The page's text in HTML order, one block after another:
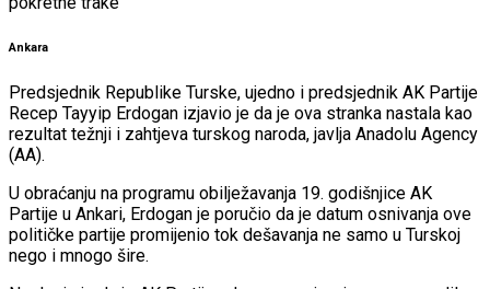
Ankara
Predsjednik Republike Turske, ujedno i predsjednik AK Partije
Recep Tayyip Erdogan izjavio je da je ova stranka nastala kao
rezultat težnji i zahtjeva turskog naroda, javlja Anadolu Agency
(AA).
U obraćanju na programu obilježavanja 19. godišnjice AK
Partije u Ankari, Erdogan je poručio da je datum osnivanja ove
političke partije promijenio tok dešavanja ne samo u Turskoj
nego i mnogo šire.